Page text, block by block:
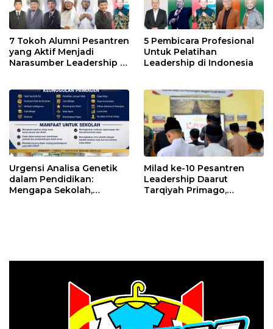
7 Tokoh Alumni Pesantren
yang Aktif Menjadi
Narasumber Leadership di
5 Pembicara Profesional
Untuk Pelatihan
Leadership di Indonesia
Urgensi Analisa Genetik
dalam Pendidikan:
Mengapa Sekolah,
Milad ke-10 Pesantren
Leadership Daarut
Tarqiyah Primago,